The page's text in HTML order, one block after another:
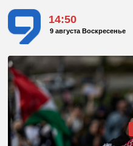
14:50
9 августа Воскресенье